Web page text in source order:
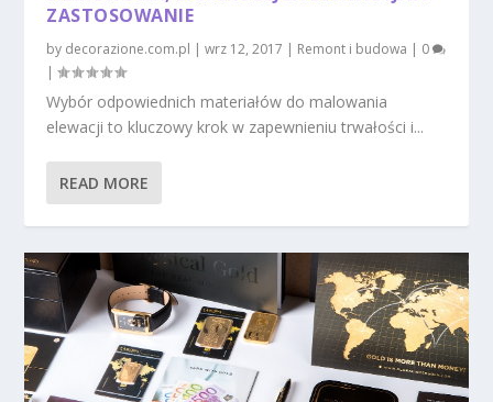
ZASTOSOWANIE
by decorazione.com.pl |wrz 12, 2017 | Remont i budowa | 0
|
Wybór odpowiednich materiałów do malowania
elewacji to kluczowy krok w zapewnieniu trwałości i...
READ MORE